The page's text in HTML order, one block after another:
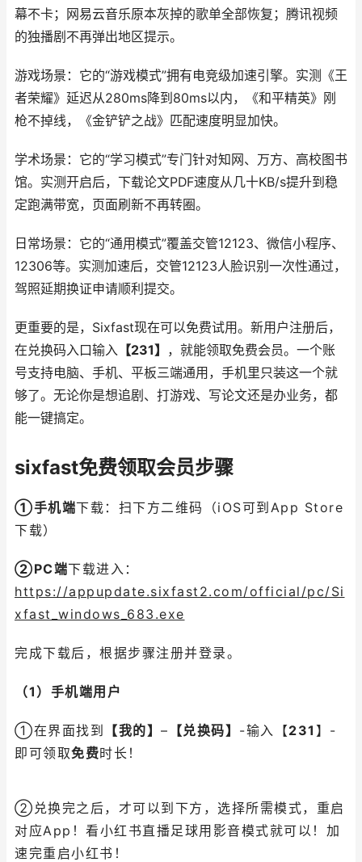
幕不卡；网易云音乐原本灰掉的歌单全部恢复；腾讯视频
的独播剧不再弹出地区提示。
游戏场景：它的“游戏模式”拥有电竞级加速引擎。实测《王
者荣耀》延迟从280ms降到80ms以内，《和平精英》刚
枪不掉线，《金铲铲之战》匹配速度明显加快。
学术场景：它的“学习模式”专门针对知网、万方、高校图书
馆。实测开启后，下载论文PDF速度从几十KB/s提升到稳
定跑满带宽，页面刷新不再转圈。
日常场景：它的“通用模式”覆盖交管12123、微信小程序、
12306等。实测加速后，交管12123人脸识别一次性通过，
驾照延期换证申请顺利提交。
更重要的是，Sixfast现在可以免费试用。新用户注册后，
在兑换码入口输入 【231】
，就能领取免费会员。一个账
号支持电脑、手机、平板三端通用，手机里只装这一个就
够了。无论你是想追剧、打游戏、写论文还是办业务，都
能一键搞定。
sixfast免费领取会员步骤
①手机端下载：扫下方二维码（iOS可到App Store
下载）
②PC端下载进入：
https://appupdate.sixfast2.com/official/pc/Si
xfast_windows_683.exe
完成下载后，根据步骤注册并登录。
（1）手机端用户
①在界面找到 【我的】 – 【兑换码】 -输入【231 】-
即可领取免费时长！
②兑换完之后，才可以到下方，选择所需模式，重启
对应App！看小红书直播足球用影音模式就可以！加
速完重启小红书！